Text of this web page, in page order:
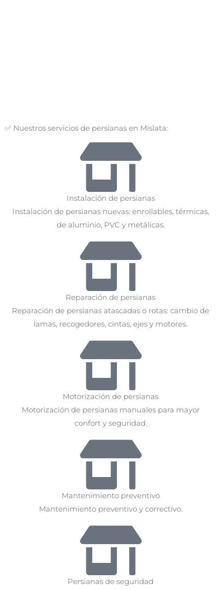
✅ Nuestros servicios de persianas en Mislata:
Instalación de persianas
Instalación de persianas nuevas: enrollables, térmicas,
de aluminio, PVC y metálicas.
Reparación de persianas
Reparación de persianas atascadas o rotas: cambio de
lamas, recogedores, cintas, ejes y motores.
Motorización de persianas
Motorización de persianas manuales para mayor
confort y seguridad.
Mantenimiento preventivo
Mantenimiento preventivo y correctivo.
Persianas de seguridad